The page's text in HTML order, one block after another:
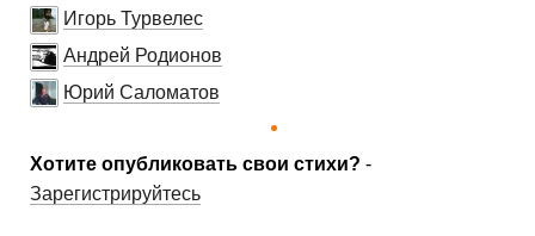
Игорь Турвелес
Андрей Родионов
Юрий Саломатов
Хотите опубликовать свои стихи? -
Зарегистрируйтесь